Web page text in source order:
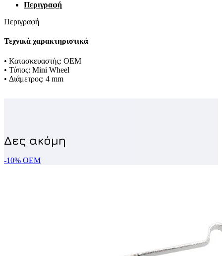
Περιγραφή
Περιγραφή
Τεχνικά χαρακτηριστικά
• Κατασκευαστής: ΟΕΜ
• Τύπος: Mini Wheel
• Διάμετρος: 4 mm
-10% OEM